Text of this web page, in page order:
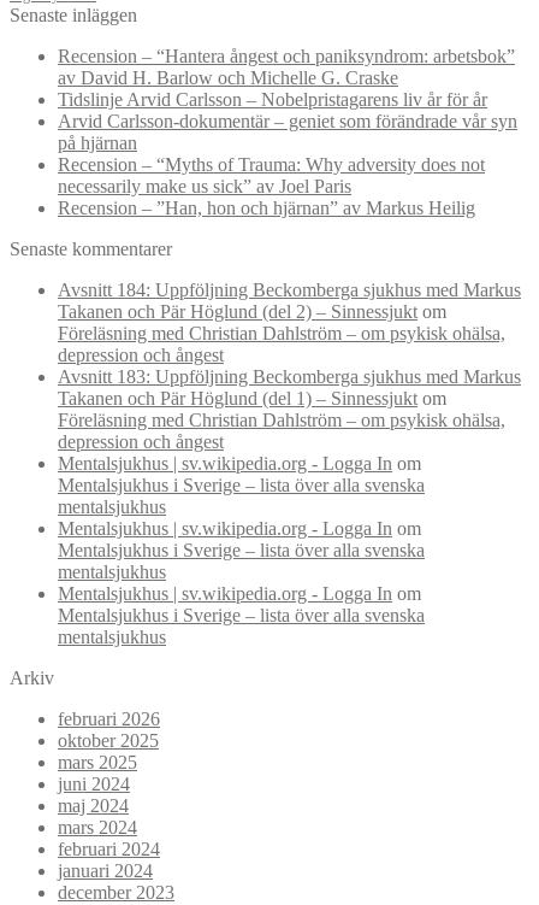
Senaste inläggen
Recension – “Hantera ångest och paniksyndrom: arbetsbok”
av David H. Barlow och Michelle G. Craske
Tidslinje Arvid Carlsson – Nobelpristagarens liv år för år
Arvid Carlsson-dokumentär – geniet som förändrade vår syn
på hjärnan
Recension – “Myths of Trauma: Why adversity does not
necessarily make us sick” av Joel Paris
Recension – ”Han, hon och hjärnan” av Markus Heilig
Senaste kommentarer
Avsnitt 184: Uppföljning Beckomberga sjukhus med Markus
Takanen och Pär Höglund (del 2) – Sinnessjukt om
Föreläsning med Christian Dahlström – om psykisk ohälsa,
depression och ångest
Avsnitt 183: Uppföljning Beckomberga sjukhus med Markus
Takanen och Pär Höglund (del 1) – Sinnessjukt om
Föreläsning med Christian Dahlström – om psykisk ohälsa,
depression och ångest
Mentalsjukhus | sv.wikipedia.org - Logga In om
Mentalsjukhus i Sverige – lista över alla svenska
mentalsjukhus
Mentalsjukhus | sv.wikipedia.org - Logga In om
Mentalsjukhus i Sverige – lista över alla svenska
mentalsjukhus
Mentalsjukhus | sv.wikipedia.org - Logga In om
Mentalsjukhus i Sverige – lista över alla svenska
mentalsjukhus
Arkiv
februari 2026
oktober 2025
mars 2025
juni 2024
maj 2024
mars 2024
februari 2024
januari 2024
december 2023